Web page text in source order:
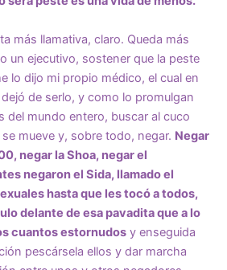
más llamativa, claro. Queda más
un ejecutivo, sostener que la peste
lo dijo mi propio médico, el cual en
de serlo, y como lo promulgan
del mundo entero, buscar al cuco
mueve y, sobre todo, negar. Negar
negar la Shoa, negar el
negaron el Sida, llamado el
hasta que les tocó a todos,
delante de esa pavadita que a lo
cuantos estornudos y enseguida
pescársela ellos y dar marcha